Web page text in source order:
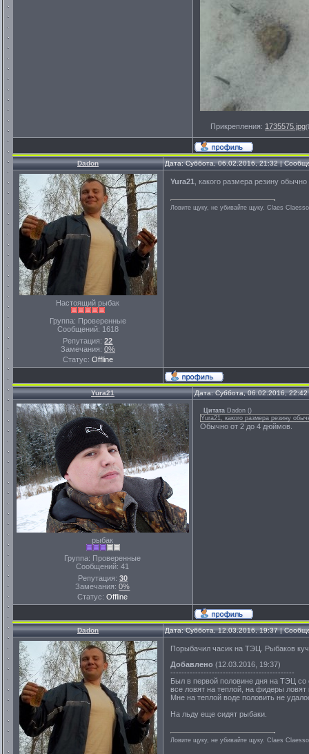
Прикрепления: 1735575.jpg
Dadon Дата: Суббота, 06.02.2016, 21:32 |
Настоящий рыбак
Группа: Проверенные
Сообщений: 1618
Репутация:22
Замечания: 0%
Статус: Offline
Yura21 , какого размера резину
Ловите щуку, не убивайте щуку. Сlaes
Yura21 Дата: Суббота, 06.02.2016,
рыбак
Группа: Проверенные
Сообщений:41
Репутация: 30
Замечания:0%
Статус:Offline
Цитата Dadon ()
Yura21, какого размера резину
Обычно от 2 до 4 дюймов.
Dadon Дата: Суббота, 12.03.2016, 19:37 |
Порыбачил часик на ТЭЦ. Рыбаков
Добавлено (12.03.2016, 19:37)
---------------------------------------------
Был в первой половине дня на ТЭЦ со
все ловят на теплой, на фидеры ловят
Мне на теплой воде половить не
На льду еще сидят рыбаки.
Ловите щуку, не убивайте щуку. Сlaes